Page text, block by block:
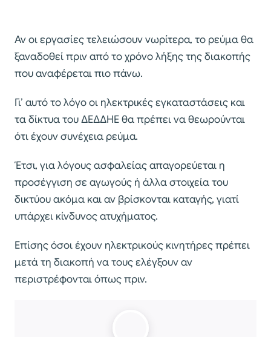
Αν οι εργασίες τελειώσουν νωρίτερα, το ρεύμα θα
ξαναδοθεί πριν από το χρόνο λήξης της διακοπής
που αναφέρεται πιο πάνω.
Γι’ αυτό το λόγο οι ηλεκτρικές εγκαταστάσεις και
τα δίκτυα του ΔΕΔΔΗΕ θα πρέπει να θεωρούνται
ότι έχουν συνέχεια ρεύμα.
Έτσι, για λόγους ασφαλείας απαγορεύεται η
προσέγγιση σε αγωγούς ή άλλα στοιχεία του
δικτύου ακόμα και αν βρίσκονται καταγής, γιατί
υπάρχει κίνδυνος ατυχήματος.
Επίσης όσοι έχουν ηλεκτρικούς κινητήρες πρέπει
μετά τη διακοπή να τους ελέγξουν αν
περιστρέφονται όπως πριν.